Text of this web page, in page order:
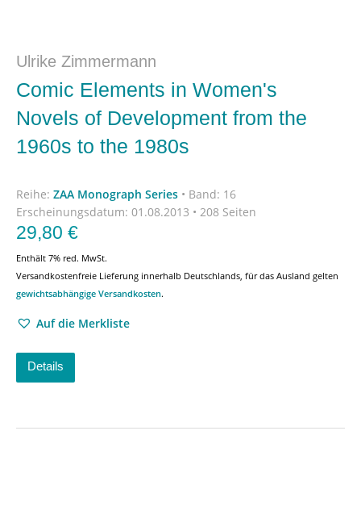
Ulrike Zimmermann
Comic Elements in Women's
Novels of Development from the
1960s to the 1980s
Reihe: ZAA Monograph Series • Band: 16
Erscheinungsdatum: 01.08.2013 • 208 Seiten
29,80 €
Enthält 7% red. MwSt.
Versandkostenfreie Lieferung innerhalb Deutschlands, für das Ausland gelten
gewichtsabhängige Versandkosten.
Auf die Merkliste
Details